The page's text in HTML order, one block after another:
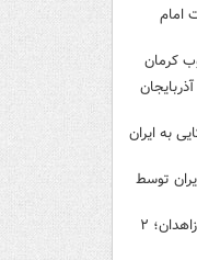
امام
کرمان
آذربایجان
به ایران
توسط
حمله مسلحانه به قهوه‌خانه‌ای در زاهدان؛ ۲